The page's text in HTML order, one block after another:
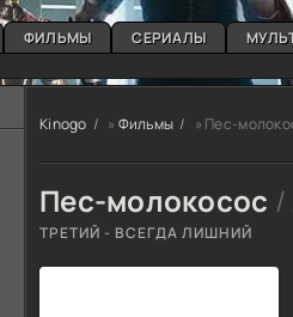
ФИЛЬМЫ СЕРИАЛЫ
Kinogo » Фильмы » Пес-
Пес-молокосос /
ТРЕТИЙ - ВСЕГДА ЛИШНИЙ